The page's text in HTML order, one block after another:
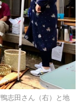
志田さん（右）と地